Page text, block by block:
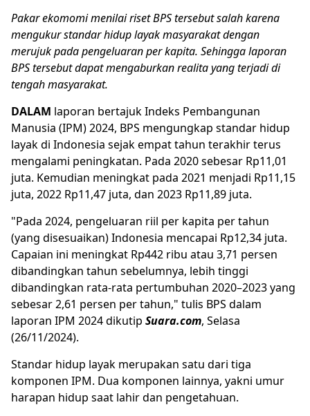
Pakar ekomomi menilai riset BPS tersebut salah karena
mengukur standar hidup layak masyarakat dengan
merujuk pada pengeluaran per kapita. Sehingga laporan
BPS tersebut dapat mengaburkan realita yang terjadi di
tengah masyarakat.
DALAM laporan bertajuk Indeks Pembangunan
Manusia (IPM) 2024, BPS mengungkap standar hidup
layak di Indonesia sejak empat tahun terakhir terus
mengalami peningkatan. Pada 2020 sebesar Rp11,01
juta. Kemudian meningkat pada 2021 menjadi Rp11,15
juta, 2022 Rp11,47 juta, dan 2023 Rp11,89 juta.
"Pada 2024, pengeluaran riil per kapita per tahun
(yang disesuaikan) Indonesia mencapai Rp12,34 juta.
Capaian ini meningkat Rp442 ribu atau 3,71 persen
dibandingkan tahun sebelumnya, lebih tinggi
dibandingkan rata-rata pertumbuhan 2020–2023 yang
sebesar 2,61 persen per tahun," tulis BPS dalam
laporan IPM 2024 dikutip Suara.com, Selasa
(26/11/2024).
Standar hidup layak merupakan satu dari tiga
komponen IPM. Dua komponen lainnya, yakni umur
harapan hidup saat lahir dan pengetahuan.